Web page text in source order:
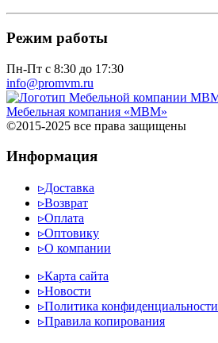
Режим работы
Пн-Пт с 8:30 до 17:30
info@promvm.ru
Мебельная компания «МВМ»
©2015-2025 все права защищены
Информация
▹Доставка
▹Возврат
▹Оплата
▹Оптовику
▹О компании
▹Карта сайта
▹Новости
▹Политика конфиденциальности
▹Правила копирования